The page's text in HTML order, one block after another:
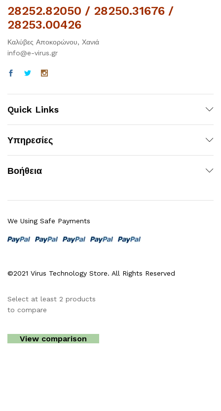
28252.82050 / 28250.31676 /
28253.00426
Καλύβες Αποκορώνου, Χανιά
info@e-virus.gr
Quick Links
Υπηρεσίες
Βοήθεια
©2021 Virus Technology Store. All Rights Reserved
We Using Safe Payments
Select at least 2 products
to compare
View comparison